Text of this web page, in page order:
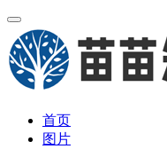
首页
图片